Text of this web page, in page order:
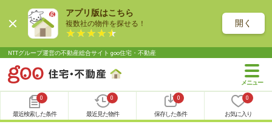
アプリ版はこちら
複数社の物件を探せる！ 開く
NTTグループ運営の不動産総合サイト goo住宅・不動産
0
最近検索した条件
0
最近見た物件
0
保存した条件
0
お気に入り